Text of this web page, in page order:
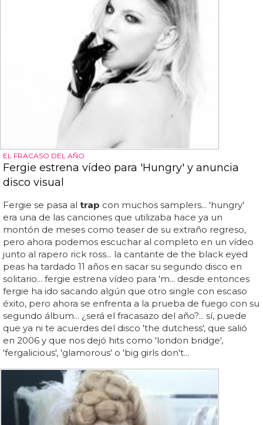
EL FRACASO DEL AÑO
Fergie estrena vídeo para 'Hungry' y anuncia
disco visual
Fergie se pasa al trap con muchos samplers... 'hungry'
era una de las canciones que utilizaba hace ya un
montón de meses como teaser de su extraño regreso,
pero ahora podemos escuchar al completo en un vídeo
junto al rapero rick ross... la cantante de the black eyed
peas ha tardado 11 años en sacar su segundo disco en
solitario... fergie estrena vídeo para 'm... desde entonces
fergie ha ido sacando algún que otro single con escaso
éxito, pero ahora se enfrenta a la prueba de fuego con su
segundo álbum... ¿será el fracasazo del año?... sí, puede
que ya ni te acuerdes del disco 'the dutchess', que salió
en 2006 y que nos dejó hits como 'london bridge',
'fergalicious', 'glamorous' o 'big girls don't...